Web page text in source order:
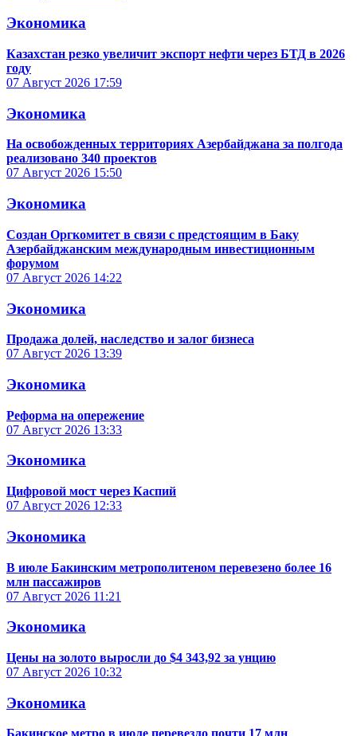
Экономика
Казахстан резко увеличит экспорт нефти через БТД в 2026
году
07 Август 2026 17:59
Экономика
На освобожденных территориях Азербайджана за полгода
реализовано 340 проектов
07 Август 2026 15:50
Экономика
Создан Оргкомитет в связи с предстоящим в Баку
Азербайджанским международным инвестиционным
форумом
07 Август 2026 14:22
Экономика
Продажа долей, наследство и залог бизнеса
07 Август 2026 13:39
Экономика
Реформа на опережение
07 Август 2026 13:33
Экономика
Цифровой мост через Каспий
07 Август 2026 12:33
Экономика
В июле Бакинским метрополитеном перевезено более 16
млн пассажиров
07 Август 2026 11:21
Экономика
Цены на золото выросли до $4 343,92 за унцию
07 Август 2026 10:32
Экономика